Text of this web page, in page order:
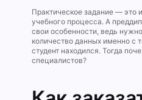
Практическое задание — это
учебного процесса. А
свои особенности, ведь
количество данных именно с
студент находился. Тогда
специалистов?